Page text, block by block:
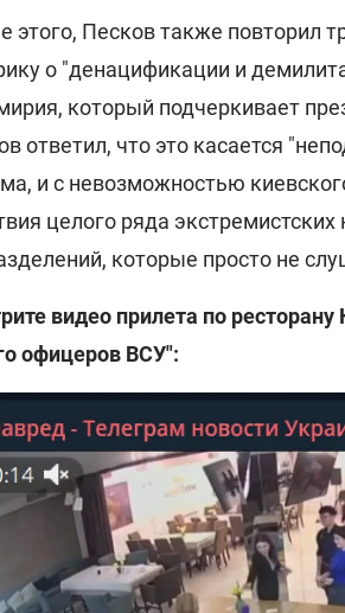
этого, Песков также повторил
о "денацификации и
который подчеркивает
ответил, что это касается
и с невозможностью
целого ряда экстремистских
которые просто не
видео прилета по
офицеров ВСУ":